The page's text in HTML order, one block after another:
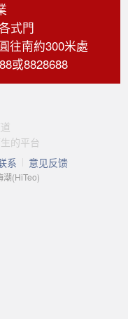
式門
往南約300米處
或8828688
的平台
系 意见反馈
(HiTeo)